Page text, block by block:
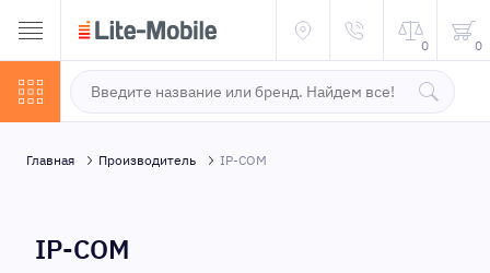
0 0
Главная Производитель IP-COM
IP-COM